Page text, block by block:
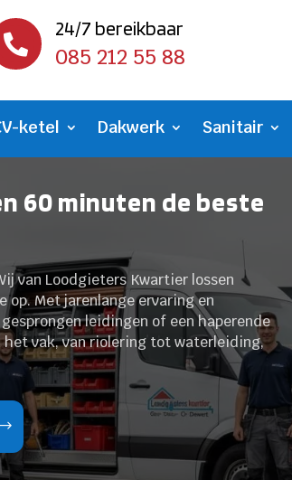

24/7 bereikbaar
085 212 55 88
ketel Dakwerk Sanitair
60 minuten de beste
van Loodgieters Kwartier lossen
op. Met jarenlange ervaring en
leidingen of een haperende
het vak, van riolering tot waterleiding,